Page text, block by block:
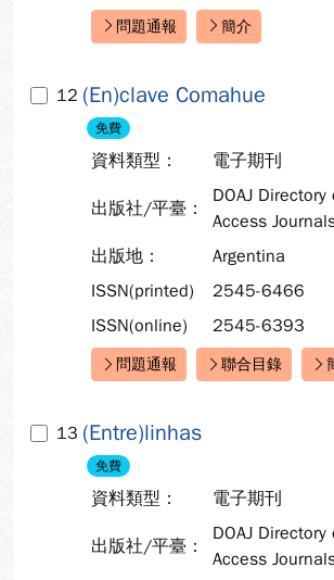
快速連結：
問題通報 簡介
12 (En)clave Comahue
免費
資料類型： 電子期刊
出版社/平臺：
DOAJ Directory
Access
出版地：
Argentina
ISSN(printed)
2545-6466
ISSN(online)
2545-6393
快速連結：
問題通報 聯合目錄
13 (Entre)linhas
免費
資料類型： 電子期刊
出版社/平臺：
DOAJ Directory
Access